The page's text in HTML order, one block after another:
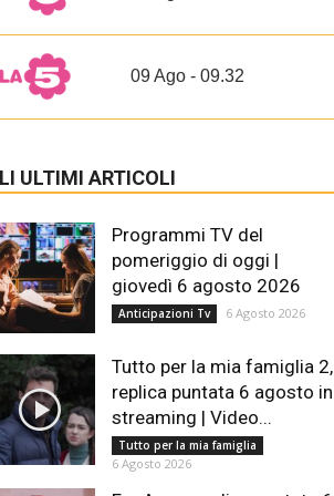
09 Ago - 09.32
ULTIMI ARTICOLI
Programmi TV del
pomeriggio di oggi |
giovedì 6 agosto 2026
Anticipazioni Tv 6 Agosto 2026
Tutto per la mia famiglia 2,
replica puntata 6 agosto in
streaming | Video...
Tutto per la mia famiglia
6 Agosto 2026